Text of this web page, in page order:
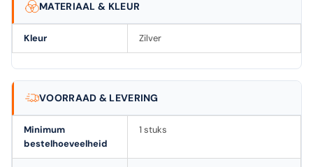
MATERIAAL & KLEUR
Kleur Zilver
VOORRAAD & LEVERING
Minimum
bestelhoeveelheid
1 stuks